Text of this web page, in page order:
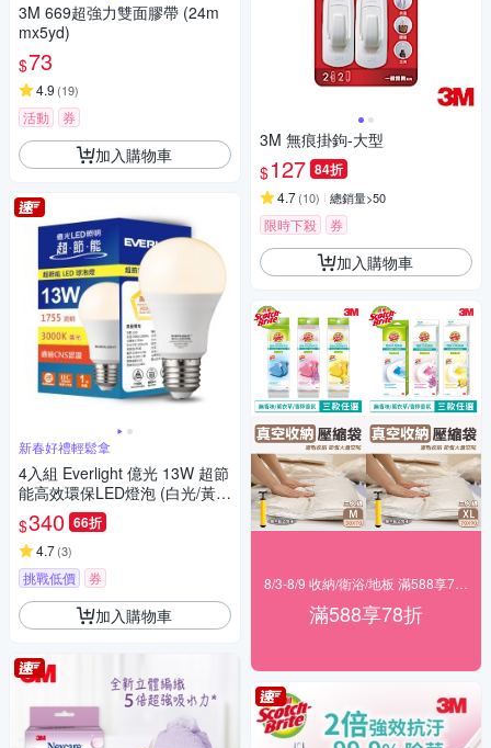
3M 669超強力雙面膠帶 (24m
mx5yd)
$73
4.9 (19)
活動 券
加入購物車
新春好禮輕鬆拿
4入組 Everlight 億光 13W 超節
能高效環保LED燈泡 (白光/黃
光/自然光)
$340 66折
4.7(3)
挑戰低價 券
加入購物車
3M 無痕掛鉤-大型
$127 84折
4.7(10) 總銷量>50
限時下殺 券
加入購物車
滿588享78折